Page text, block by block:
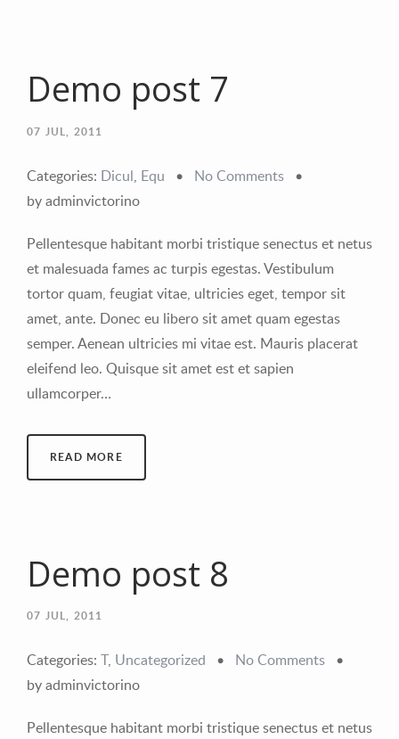
Demo post 7
07 JUL, 2011
Categories: Dicul, Equ • No Comments •
by adminvictorino
Pellentesque habitant morbi tristique senectus et netus
et malesuada fames ac turpis egestas. Vestibulum
tortor quam, feugiat vitae, ultricies eget, tempor sit
amet, ante. Donec eu libero sit amet quam egestas
semper. Aenean ultricies mi vitae est. Mauris placerat
eleifend leo. Quisque sit amet est et sapien
ullamcorper…
READ MORE
Demo post 8
07 JUL, 2011
Categories: T, Uncategorized • No Comments •
by adminvictorino
Pellentesque habitant morbi tristique senectus et netus